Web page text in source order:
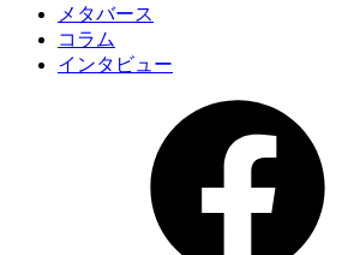
メタバース
コラム
インタビュー